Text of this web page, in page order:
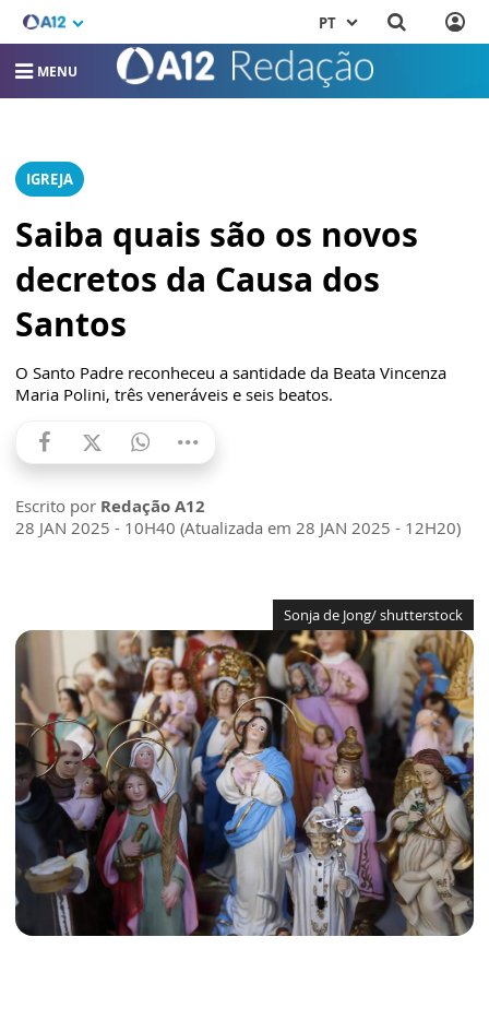
PT
MENU
IGREJA
Saiba quais são os novos
decretos da Causa dos
Santos
O Santo Padre reconheceu a santidade da Beata Vincenza
Maria Polini, três veneráveis e seis beatos.
Escrito por Redação A12
28 JAN 2025 - 10H40 (Atualizada em 28 JAN 2025 - 12H20)
Sonja de Jong/ shutterstock